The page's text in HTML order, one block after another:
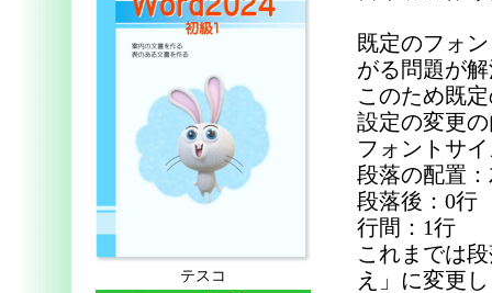
テスコ
既定のフォ
がる問題が
このため既
設定の変更
フォントサ
段落の配置
段落後：0行
行間：1行
これまでは
え」に変更